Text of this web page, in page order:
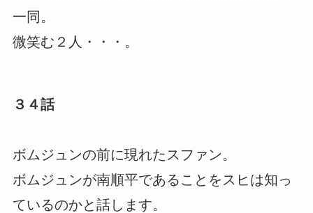
一同。
微笑む２人・・・。
３４話
ボムジュンの前に現れたスファン。
ボムジュンが南順平であることをスヒは知っ
ているのかと話します。